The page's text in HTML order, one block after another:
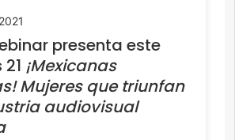
presenta este
¡Mexicanas
Mujeres que triunfan
audiovisual